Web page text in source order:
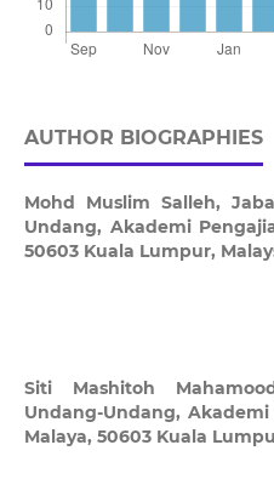
AUTHOR BIOGRAPHIES
Mohd Muslim Salleh,
Undang, Akademi
50603 Kuala Lumpur,
Siti Mashitoh
Undang-Undang,
Malaya, 50603 Kuala